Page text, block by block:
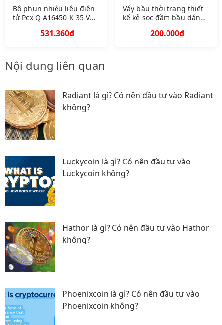
Bộ phun nhiêu liệu điện
tử Pcx Q A16450 K 35 V
531.360₫
Váy bầu thời trang thiết
kế kẻ sọc đầm bầu dáng
200.000₫
Nội dung liên quan
Radiant là gì? Có nên đầu tư vào Radiant
không?
Luckycoin là gì? Có nên đầu tư vào
Luckycoin không?
Hathor là gì? Có nên đầu tư vào Hathor
không?
Phoenixcoin là gì? Có nên đầu tư vào
Phoenixcoin không?